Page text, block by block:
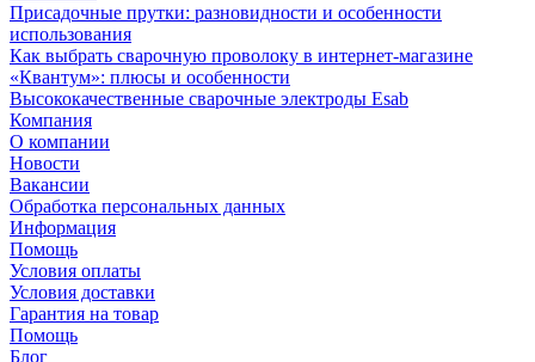
Присадочные прутки: разновидности и особенности
использования
Как выбрать сварочную проволоку в интернет-магазине
«Квантум»: плюсы и особенности
Высококачественные сварочные электроды Esab
Компания
О компании
Новости
Вакансии
Обработка персональных данных
Информация
Помощь
Условия оплаты
Условия доставки
Гарантия на товар
Помощь
Блог